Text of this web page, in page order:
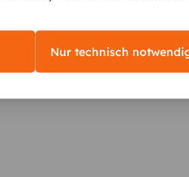
Nur technisch